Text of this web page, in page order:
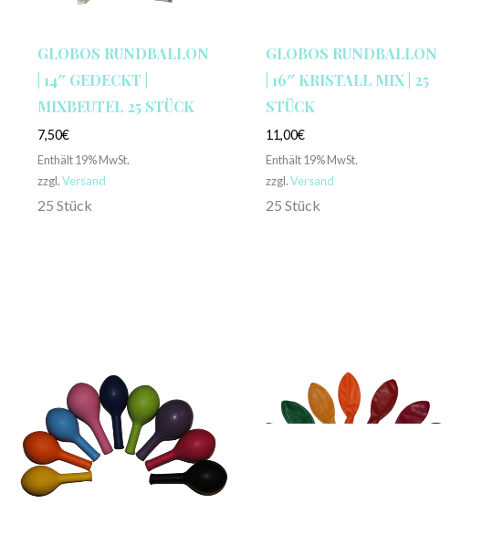
GLOBOS RUNDBALLON
| 14″ GEDECKT |
MIXBEUTEL 25 STÜCK
7,50€
Enthält 19% MwSt.
zzgl.Versand
25 Stück
GLOBOS RUNDBALLON
| 16″ KRISTALL MIX | 25
STÜCK
11,00€
Enthält 19% MwSt.
zzgl.Versand
25 Stück